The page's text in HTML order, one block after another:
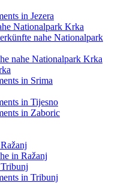
in Jezera
Nationalpark Krka
nahe Nationalpark
nahe Nationalpark Krka
in Srima
in Tijesno
in Zaboric
in Ražanj
in Tribunj